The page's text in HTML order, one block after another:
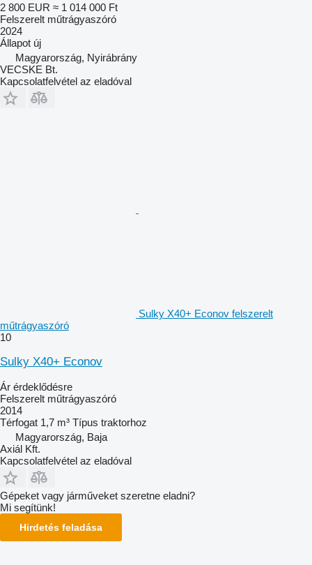
2 800 EUR ≈ 1 014 000 Ft
Felszerelt műtrágyaszóró
2024
Állapot új
Magyarország, Nyirábrány
VECSKE Bt.
Kapcsolatfelvétel az eladóval
Sulky X40+ Econov felszerelt
műtrágyaszóró
10
Sulky X40+ Econov
Ár érdeklődésre
Felszerelt műtrágyaszóró
2014
Térfogat 1,7 m³ Típus traktorhoz
Magyarország, Baja
Axiál Kft.
Kapcsolatfelvétel az eladóval
Gépeket vagy járműveket szeretne eladni?
Mi segítünk!
Hirdetés feladása